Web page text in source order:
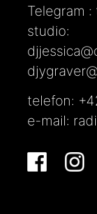
Telegram
studio:
telefon:
e-mail: